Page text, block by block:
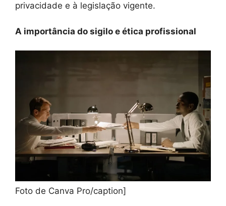
privacidade e à legislação vigente.
A importância do sigilo e ética profissional
Foto de Canva Pro/caption]